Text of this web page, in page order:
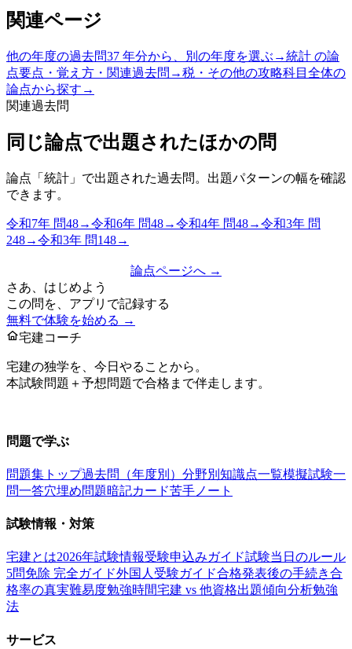
関連ページ
他の年度の過去問37 年分から、別の年度を選ぶ →統計 の論
点要点・覚え方・関連過去問 →税・その他の攻略科目全体の
論点から探す →
関連過去問
同じ論点で出題されたほかの問
論点「 統計 」で出題された過去問。出題パターンの幅を確認
できます。
令和7年 問48→令和6年 問48→令和4年 問48→令和3年 問
248→令和3年 問148→
論点ページへ →
さあ、はじめよう
この問を、アプリで記録する
無料で体験を始める →
宅建コーチ
宅建の独学を、今日やることから。
本試験問題＋予想問題で合格まで伴走します。
問題で学ぶ
問題集トップ過去問（年度別） 分野別 知識点一覧模擬試験一
問一答穴埋め問題暗記カード苦手ノート
試験情報・対策
宅建とは2026年試験情報受験申込みガイド試験当日のルール
5問免除 完全ガイド外国人受験ガイド合格発表後の手続き合
格率の真実難易度勉強時間宅建 vs 他資格出題傾向分析勉強
法
サービス